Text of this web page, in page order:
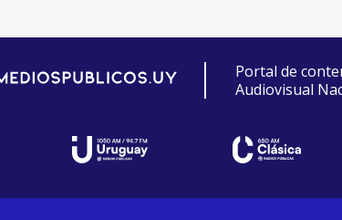
Portal de
Audiovisual